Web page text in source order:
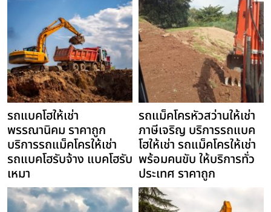
รถแบคโฮให้เช่า
พรรณานิคม ราคาถูก
บริการรถแม็คโครให้เช่า
รถแบคโฮรับจ้าง แบคโฮรับ
เหมา
รถแม็คโครหัวสว่านให้เช่า
ภาษีเจริญ บริการรถแบค
โฮให้เช่า รถแม็คโครให้เช่า
พร้อมคนขับ ให้บริการทั่ว
ประเทศ ราคาถูก